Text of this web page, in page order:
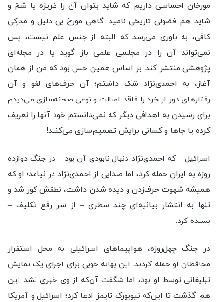
مورخان احساسی داریم که شاید بتوان آن را غریزه یا شمّ و
شاید هم فضولی تاریخی نامید. گاهی مورخ بی دلیل و مدرکی
کافی، به باوری می‌رسد که البته از جنس علم نیست، پس
نمی‌تواند آن را در مجلسی علمی باز گوید یا در مجله‌ای
پژوهشی منتشر کند. بر اساس همین حس بود که من از همان
آغاز، به احمدی‌نژاد شک داشتم؛ آن حرف‌های لغو و آن
رفتارهای دور از خرد را فاقد اصالت و نوعی صحنه‌سازی می‌دیدم
برای رسیدن به اهدافی دیگر که نمی‌دانستم خود آنها را تعریف
کرده یا جاها و کسانی برایش تصمیم‌سازی می‌کنند!
اسرائیل – که احمدی‌نژاد دنبال نابودی آن بود – در جنگ دوازده
روزه به ایران حمله کرد، اما صدایی از احمدی‌نژاد در نیامد؛ او که
همیشه شهوت حرف‌زدن و دیده‌ شدن داشت، نطقش کور شد و
تنها به انتشار بیانیه‌ای چند سطری – از سر رفع تکلیف –
بسنده کرد.
در جنگ چهل‌روزه، هواپیماهای اسرائیلی به محل استقرار
محافظان او حمله کردند. این بهانه‌ خوبی برای اجرای یک نمایش
تبلیغاتی توسط او بود، اما شگفت آن‌که از وی خبری نشد. این
هم گذشت تا این‌که نیویورک تایمز ادعا کرد؛ اسرائیل و آمریکا